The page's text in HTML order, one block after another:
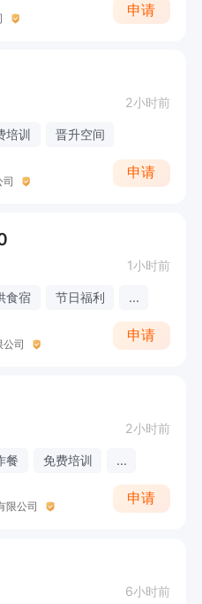
申请
2小时前
培训 晋升空间
申请
1小时前
食宿 节日福利 ...
司
申请
2小时前
餐 免费培训 ...
限公司
申请
6小时前